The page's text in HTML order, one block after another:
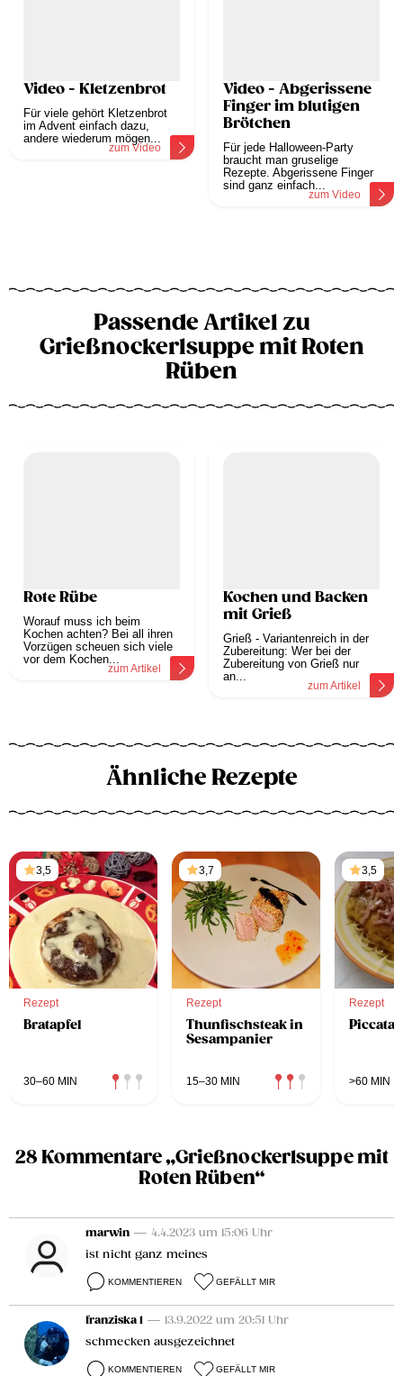
Video - Kletzenbrot
Für viele gehört Kletzenbrot
im Advent einfach dazu,
andere wiederum mögen...
zum Video
Video - Abgerissene
Finger im blutigen
Brötchen
Für jede Halloween-Party
braucht man gruselige
Rezepte. Abgerissene Finger
sind ganz einfach...
zum Video
Passende Artikel zu
Grießnockerlsuppe mit Roten
Rüben
Rote Rübe
Worauf muss ich beim
Kochen achten? Bei all ihren
Vorzügen scheuen sich viele
vor dem Kochen...
zum Artikel
Kochen und Backen
mit Grieß
Grieß - Variantenreich in der
Zubereitung: Wer bei der
Zubereitung von Grieß nur
an...
zum Artikel
Ähnliche Rezepte
3,5
Rezept
Bratapfel
30–60 MIN
3,7
Rezept
Thunfischsteak in
Sesampanier
15–30 MIN
3,5
Rezept
Piccata
>60 MIN
28 Kommentare „Grießnockerlsuppe mit
Roten Rüben“
marwin — 4.4.2023 um 15:06 Uhr
ist nicht ganz meines
KOMMENTIEREN GEFÄLLT MIR
franziska 1 — 13.9.2022 um 20:51 Uhr
schmecken ausgezeichnet
KOMMENTIEREN GEFÄLLT MIR